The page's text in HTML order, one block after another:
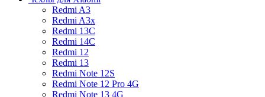
Redmi A3
Redmi A3x
Redmi 13C
Redmi 14C
Redmi 12
Redmi 13
Redmi Note 12S
Redmi Note 12 Pro 4G
Redmi Note 13 4G